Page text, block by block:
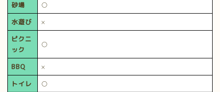
砂場
○
水遊び
×
ピクニ
ック
○
BBQ
×
トイレ
○